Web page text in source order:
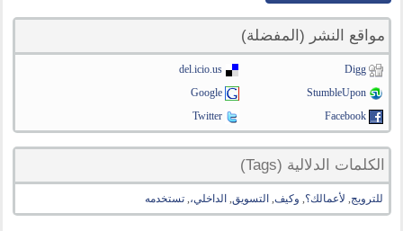
مواقع النشر (المفضلة)
Digg
del.icio.us
StumbleUpon
Google
Facebook
Twitter
الكلمات الدلالية (Tags)
للترويج, لأعمالك؟, وكيف, التسويق, الداخلي،,تستخدمه